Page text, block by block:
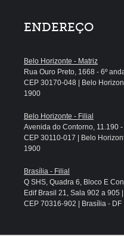
ENDEREÇO
Belo Horizonte - Matriz
Rua Ouro Preto, 1668 - 6º
CEP 30170-048 | Belo
1900
Belo Horizonte - Filial
Avenida do Contorno, 11.190
CEP 30110-017 | Belo
1900
Brasília - Filial
Q SHS, Quadra 6, Bloco E
Edif Brasil 21, Sala 902 a 905 |
CEP 70316-902 | Brasília -